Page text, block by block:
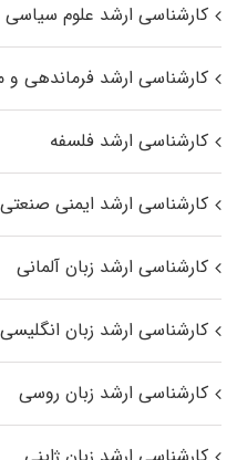
کارشناسی ارشد علوم سیاسی
کارشناسی ارشد فرماندهی و
کارشناسی ارشد فلسفه
کارشناسی ارشد ایمنی صنعتی
کارشناسی ارشد زبان آلمانی
کارشناسی ارشد زبان انگلیسی
کارشناسی ارشد زبان روسی